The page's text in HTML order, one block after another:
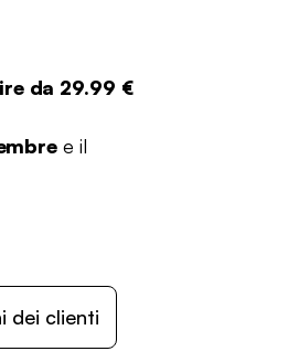
da 29.99 €
e il
dei clienti